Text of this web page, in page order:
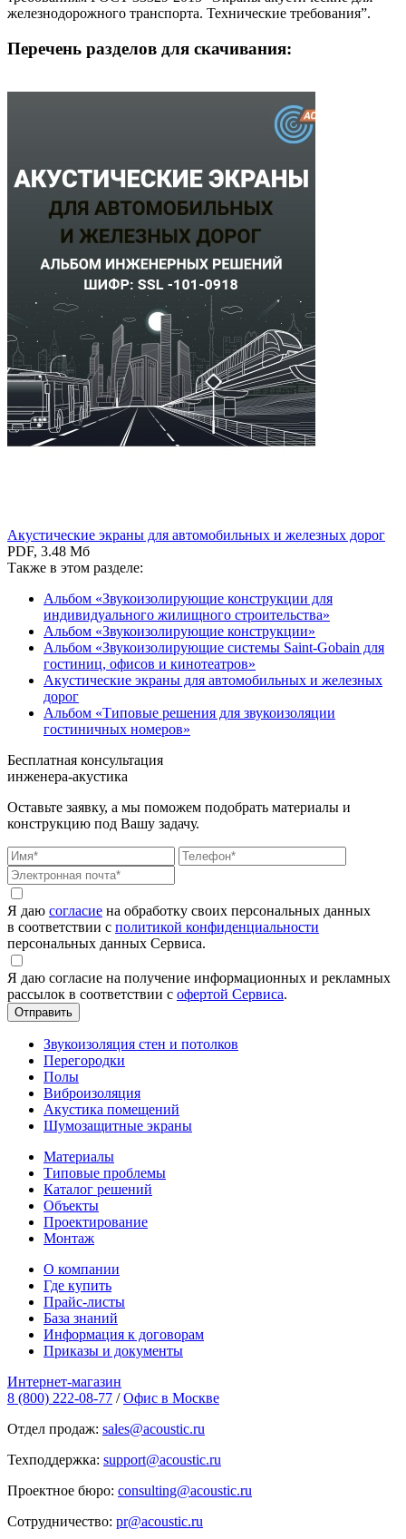
железнодорожного транспорта. Технические требования”.
Перечень разделов для скачивания:
Акустические экраны для автомобильных и железных дорог
PDF, 3.48 Мб
Также в этом разделе:
Альбом «Звукоизолирующие конструкции для
индивидуального жилищного строительства»
Альбом «Звукоизолирующие конструкции»
Альбом «Звукоизолирующие системы Saint-Gobain для
гостиниц, офисов и кинотеатров»
Акустические экраны для автомобильных и железных
дорог
Альбом «Типовые решения для звукоизоляции
гостиничных номеров»
Бесплатная консультация
инженера-акустика
Оставьте заявку, а мы поможем подобрать материалы и
конструкцию под Вашу задачу.
Я даю согласие на обработку своих персональных данных
в соответствии с политикой конфиденциальности
персональных данных Сервиса.
Я даю согласие на получение информационных и рекламных
рассылок в соответствии с офертой Сервиса.
Звукоизоляция стен и потолков
Перегородки
Полы
Виброизоляция
Акустика помещений
Шумозащитные экраны
Материалы
Типовые проблемы
Каталог решений
Объекты
Проектирование
Монтаж
О компании
Где купить
Прайс-листы
База знаний
Информация к договорам
Приказы и документы
Интернет-магазин
8 (800) 222-08-77 / Офис в Москве
Отдел продаж: sales@acoustic.ru
Техподдержка: support@acoustic.ru
Проектное бюро: consulting@acoustic.ru
Сотрудничество: pr@acoustic.ru